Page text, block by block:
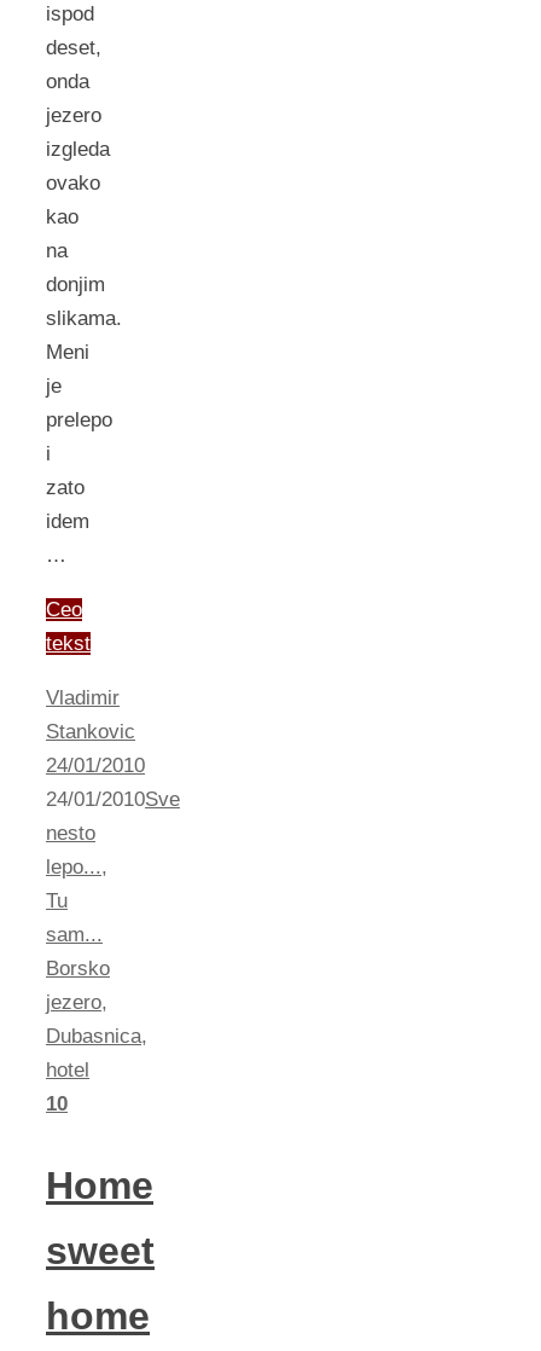
ispod
deset,
onda
jezero
izgleda
ovako
kao
na
donjim
slikama.
Meni
je
prelepo
i
zato
idem
…
Ceo
tekst
Vladimir
Stankovic
24/01/2010
24/01/2010Sve
nesto
lepo...,
Tu
sam...
Borsko
jezero,
Dubasnica,
hotel
10
Home
sweet
home